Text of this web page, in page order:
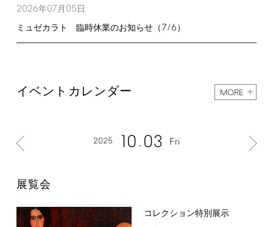
2026年07月 05日
ミュゼカラト 臨時休業のお知らせ（7/6）
イベントカレンダー MORE
2025 10 03 Fri
展覧会
コレクション特別展示